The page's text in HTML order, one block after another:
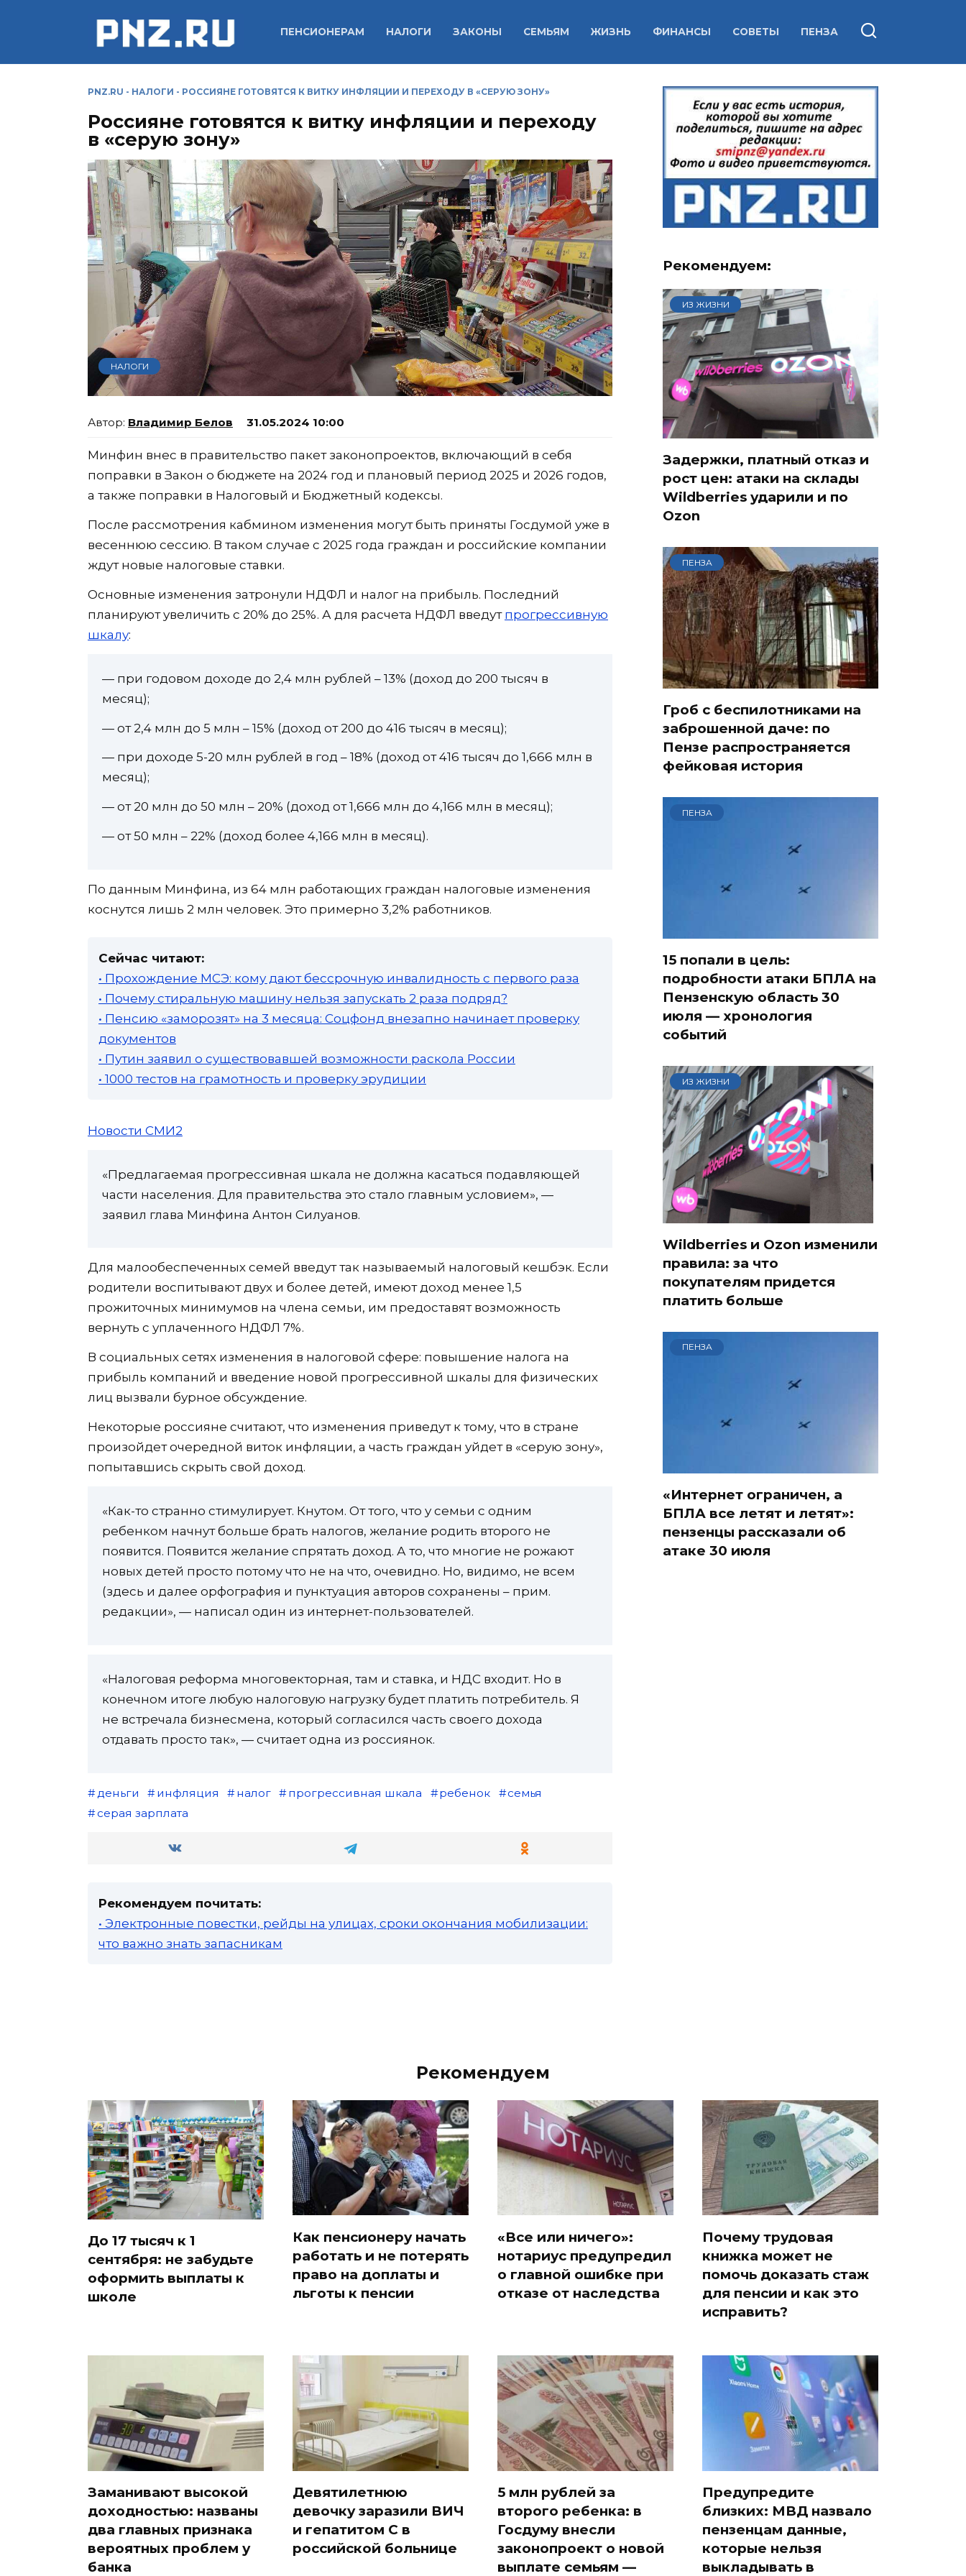
ПЕНСИОНЕРАМ НАЛОГИ ЗАКОНЫ СЕМЬЯМ ЖИЗНЬ ФИНАНСЫ СОВЕТЫ ПЕНЗА
PNZ.RU - НАЛОГИ - РОССИЯНЕ ГОТОВЯТСЯ К ВИТКУ ИНФЛЯЦИИ И ПЕРЕХОДУ В «СЕРУЮ ЗОНУ»
Россияне готовятся к витку инфляции и переходу
в «серую зону»
НАЛОГИ
Владимир Белов 31.05.2024 10:00
Минфин внес в правительство пакет законопроектов, включающий в себя
поправки в Закон о бюджете на 2024 год и плановый период 2025 и 2026 годов,
а также поправки в Налоговый и Бюджетный кодексы.
После рассмотрения кабмином изменения могут быть приняты Госдумой уже в
весеннюю сессию. В таком случае с 2025 года граждан и российские компании
ждут новые налоговые ставки.
Основные изменения затронули НДФЛ и налог на прибыль. Последний
планируют увеличить с 20% до 25%. А для расчета НДФЛ введут прогрессивную
шкалу:
— при годовом доходе до 2,4 млн рублей – 13% (доход до 200 тысяч в
месяц);
— от 2,4 млн до 5 млн – 15% (доход от 200 до 416 тысяч в месяц);
— при доходе 5-20 млн рублей в год – 18% (доход от 416 тысяч до 1,666 млн в
месяц);
— от 20 млн до 50 млн – 20% (доход от 1,666 млн до 4,166 млн в месяц);
— от 50 млн – 22% (доход более 4,166 млн в месяц).
По данным Минфина, из 64 млн работающих граждан налоговые изменения
коснутся лишь 2 млн человек. Это примерно 3,2% работников.
Сейчас читают:
• Прохождение МСЭ: кому дают бессрочную инвалидность с первого раза
• Почему стиральную машину нельзя запускать 2 раза подряд?
• Пенсию «заморозят» на 3 месяца: Соцфонд внезапно начинает проверку
документов
• Путин заявил о существовавшей возможности раскола России
• 1000 тестов на грамотность и проверку эрудиции
Новости СМИ2
«Предлагаемая прогрессивная шкала не должна касаться подавляющей
части населения. Для правительства это стало главным условием», —
заявил глава Минфина Антон Силуанов.
Для малообеспеченных семей введут так называемый налоговый кешбэк. Если
родители воспитывают двух и более детей, имеют доход менее 1,5
прожиточных минимумов на члена семьи, им предоставят возможность
вернуть с уплаченного НДФЛ 7%.
В социальных сетях изменения в налоговой сфере: повышение налога на
прибыль компаний и введение новой прогрессивной шкалы для физических
лиц вызвали бурное обсуждение.
Некоторые россияне считают, что изменения приведут к тому, что в стране
произойдет очередной виток инфляции, а часть граждан уйдет в «серую зону»,
попытавшись скрыть свой доход.
«Как-то странно стимулирует. Кнутом. От того, что у семьи с одним
ребенком начнут больше брать налогов, желание родить второго не
появится. Появится желание спрятать доход. А то, что многие не рожают
новых детей просто потому что не на что, очевидно. Но, видимо, не всем
(здесь и далее орфография и пунктуация авторов сохранены – прим.
редакции», — написал один из интернет-пользователей.
«Налоговая реформа многовекторная, там и ставка, и НДС входит. Но в
конечном итоге любую налоговую нагрузку будет платить потребитель. Я
не встречала бизнесмена, который согласился часть своего дохода
отдавать просто так», — считает одна из россиянок.
деньги инфляция налог прогрессивная шкала ребенок
семья
серая зарплата
Рекомендуем почитать:
• Электронные повестки, рейды на улицах, сроки окончания мобилизации:
что важно знать запасникам
Рекомендуем:
ИЗ ЖИЗНИ
Задержки, платный отказ и
рост цен: атаки на склады
Wildberries ударили и по
Ozon
ПЕНЗА
Гроб с беспилотниками на
заброшенной даче: по
Пензе распространяется
фейковая история
ПЕНЗА
15 попали в цель:
подробности атаки БПЛА на
Пензенскую область 30
июля — хронология
событий
ИЗ ЖИЗНИ
Wildberries и Ozon изменили
правила: за что
покупателям придется
платить больше
ПЕНЗА
«Интернет ограничен, а
БПЛА все летят и летят»:
пензенцы рассказали об
атаке 30 июля
Рекомендуем
До 17 тысяч к 1
сентября: не забудьте
оформить выплаты к
школе
Как пенсионеру начать
работать и не потерять
право на доплаты и
льготы к пенсии
«Все или ничего»:
нотариус предупредил
о главной ошибке при
отказе от наследства
Почему трудовая
книжка может не
помочь доказать стаж
для пенсии и как это
исправить?
Заманивают высокой
доходностью: названы
два главных признака
вероятных проблем у
банка
Девятилетнюю
девочку заразили ВИЧ
и гепатитом С в
российской больнице
5 млн рублей за
второго ребенка: в
Госдуму внесли
законопроект о новой
выплате семьям —
Предупредите
близких: МВД назвало
пензенцам данные,
которые нельзя
выкладывать в